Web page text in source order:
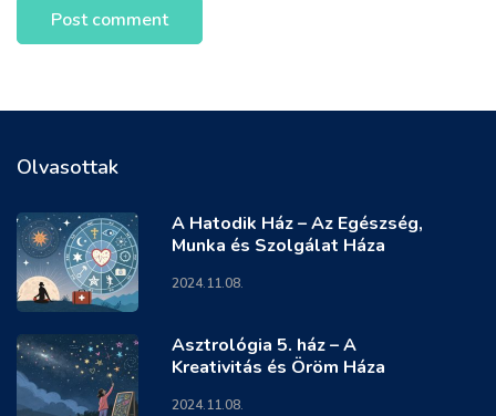
Olvasottak
A Hatodik Ház – Az Egészség,
Munka és Szolgálat Háza
2024.11.08.
Asztrológia 5. ház – A
Kreativitás és Öröm Háza
2024.11.08.